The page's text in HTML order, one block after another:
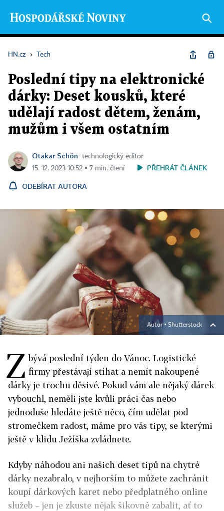
HN.cz › Tech
Poslední tipy na elektronické
dárky: Deset kousků, které
udělají radost dětem, ženám,
mužům i všem ostatním
Otakar Schön
technologický editor
15. 12. 2023 10:52 ▪ 7 min. čtení
PŘEHRÁT ČLÁNEK
ODEBÍRAT AUTORA
Autor ▪ Shutterstock
Z bývá poslední týden do Vánoc. Logistické
firmy přestávají stíhat a nemít nakoupené
dárky je trochu děsivé. Pokud vám ale nějaký dárek
vybouchl, neměli jste kvůli práci čas nebo
jednoduše hledáte ještě něco, čím udělat pod
stromečkem radost, máme pro vás tipy, se kterými
ještě v klidu Ježíška zvládnete.
Kdyby náhodou ani našich deset tipů na chytré
dárky nezabralo, v nejhorším to můžete zachránit
koupí dárkových karet nebo předplatného online
služeb – jen je zkuste nějak šikovně zabalit, ať to